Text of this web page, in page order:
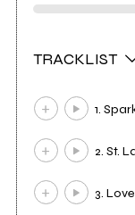
TRACKLIST
1.
2. St.
3.